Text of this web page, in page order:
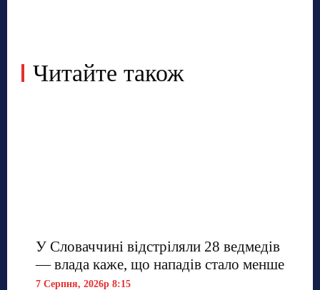
Читайте також
У Словаччині відстріляли 28 ведмедів
— влада каже, що нападів стало менше
7 Серпня, 2026р 8:15